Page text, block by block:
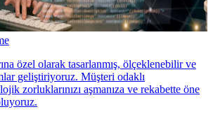
özel olarak tasarlanmış, ölçeklenebilir ve
geliştiriyoruz. Müşteri odaklı
zorluklarınızı aşmanıza ve rekabette öne